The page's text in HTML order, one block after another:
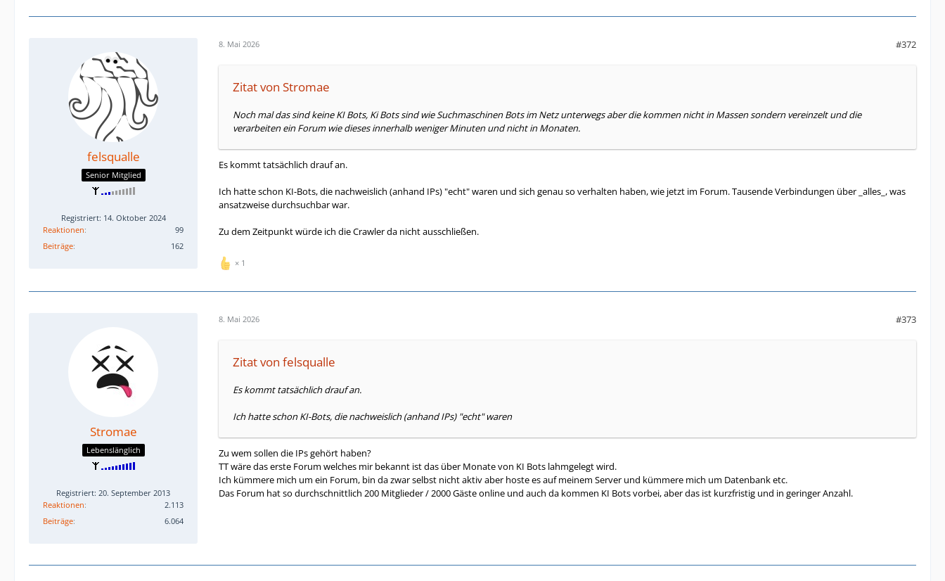
felsqualle
Senior Mitglied
Registriert: 14. Oktober 2024
Reaktionen
99
Beiträge
162
8. Mai 2026 #372
Zitat von Stromae
Noch mal das sind keine KI Bots, Ki Bots sind wie Suchmaschinen Bots im Netz unterwegs aber die kommen nicht in Massen sondern vereinzelt und die
verarbeiten ein Forum wie dieses innerhalb weniger Minuten und nicht in Monaten.
Es kommt tatsächlich drauf an.
Ich hatte schon KI-Bots, die nachweislich (anhand IPs) "echt" waren und sich genau so verhalten haben, wie jetzt im Forum. Tausende Verbindungen über _alles_, was
ansatzweise durchsuchbar war.
Zu dem Zeitpunkt würde ich die Crawler da nicht ausschließen.
1
Stromae
Lebenslänglich
Registriert: 20. September 2013
Reaktionen
2.113
Beiträge
6.064
8. Mai 2026 #373
Zitat von felsqualle
Es kommt tatsächlich drauf an.
Ich hatte schon KI-Bots, die nachweislich (anhand IPs) "echt" waren
Zu wem sollen die IPs gehört haben?
TT wäre das erste Forum welches mir bekannt ist das über Monate von KI Bots lahmgelegt wird.
Ich kümmere mich um ein Forum, bin da zwar selbst nicht aktiv aber hoste es auf meinem Server und kümmere mich um Datenbank etc.
Das Forum hat so durchschnittlich 200 Mitglieder / 2000 Gäste online und auch da kommen KI Bots vorbei, aber das ist kurzfristig und in geringer Anzahl.